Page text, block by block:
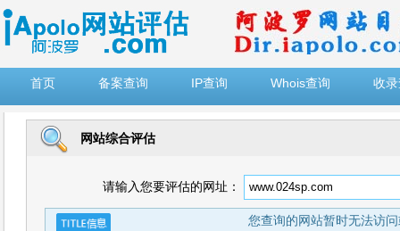
首页
备案查询 IP查询 Whois查询 收
网站综合评估
请输入您要评估的网址：
您查询的网站暂时无法访